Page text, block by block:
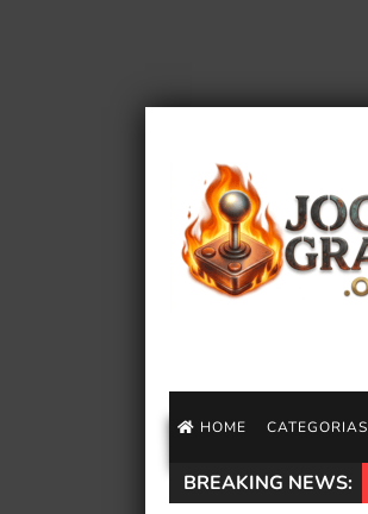
HOME CATEGORIAS
BREAKING NEWS: